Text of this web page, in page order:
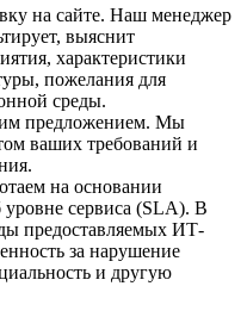
на сайте. Наш менеджер
выяснит
характеристики
пожелания для
среды.
предложением. Мы
ваших требований и
на основании
сервиса (SLA). В
предоставляемых ИТ-
за нарушение
и другую